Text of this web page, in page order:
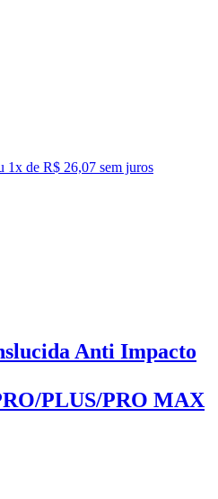
1x de R$ 26,07 sem juros
Anti Impacto
PLUS/PRO MAX